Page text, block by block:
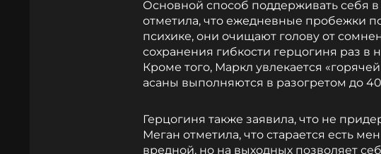
Основной способ поддерживать себя в
отметила, что ежедневные пробежки
психике, они очищают голову от
сохранения гибкости герцогиня раз в
Кроме того, Маркл увлекается
асаны выполняются в разогретом до
Герцогиня также заявила, что не
Меган отметила, что старается есть
вредной, но на выходных позволяет